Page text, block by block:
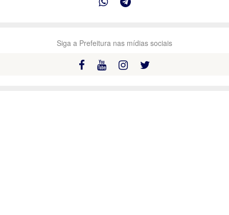
Siga a Prefeitura nas mídias sociais